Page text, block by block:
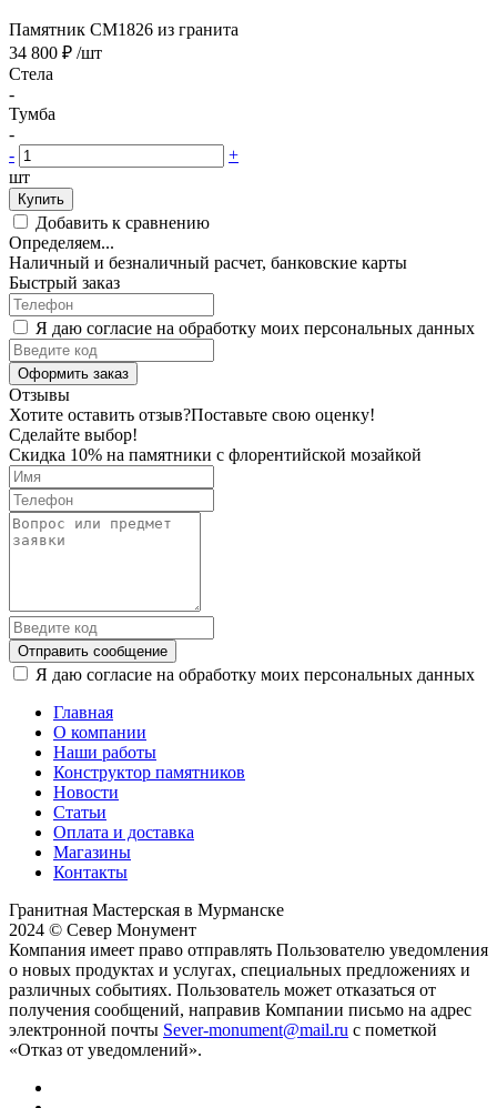
Памятник CM1826 из гранита
34 800 ₽ /шт
Стела
-
Тумба
-
-
+
шт
Купить
Добавить к сравнению
Определяем...
Наличный и безналичный расчет, банковские карты
Быстрый заказ
Я даю согласие на обработку моих персональных данных
Оформить заказ
Отзывы
Хотите оставить отзыв?Поставьте свою оценку!
Сделайте выбор!
Скидка 10% на памятники с флорентийской мозайкой
Отправить сообщение
Я даю согласие на обработку моих персональных данных
Главная
О компании
Наши работы
Конструктор памятников
Новости
Статьи
Оплата и доставка
Магазины
Контакты
Гранитная Мастерская в Мурманске
2024 © Север Монумент
Компания имеет право отправлять Пользователю уведомления
о новых продуктах и услугах, специальных предложениях и
различных событиях. Пользователь может отказаться от
получения сообщений, направив Компании письмо на адрес
электронной почты Sever-monument@mail.ru с пометкой
«Отказ от уведомлений».